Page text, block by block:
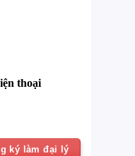
thoại
ký làm đại lý